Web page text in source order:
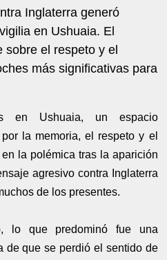
Inglaterra generó
en Ushuaia. El
el respeto y el
más significativas para
en Ushuaia, un espacio
la memoria, el respeto y el
la polémica tras la aparición
agresivo contra Inglaterra
de los presentes.
lo que predominó fue una
de que se perdió el sentido de